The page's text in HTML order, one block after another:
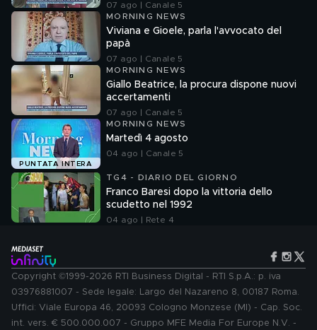
07 ago | Canale 5
MORNING NEWS
Viviana e Gioele, parla l'avvocato del
papà
07 ago | Canale 5
MORNING NEWS
Giallo Beatrice, la procura dispone nuovi
accertamenti
07 ago | Canale 5
PUNTATA INTERA
MORNING NEWS
Martedì 4 agosto
04 ago | Canale 5
TG4 - DIARIO DEL GIORNO
Franco Baresi dopo la vittoria dello
scudetto nel 1992
04 ago | Rete 4
Copyright ©1999-2026 RTI Business Digital - RTI S.p.A.: p. iva
03976881007 - Sede legale: Largo del Nazareno 8, 00187 Roma.
Uffici: Viale Europa 46, 20093 Cologno Monzese (MI) - Cap. Soc.
int. vers. € 500.000.007 - Gruppo MFE Media For Europe N.V. -